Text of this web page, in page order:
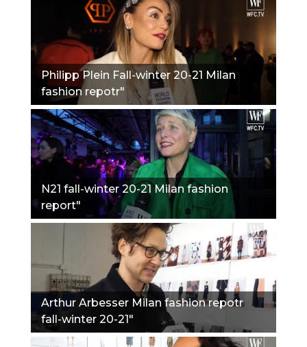
Philipp Plein Fall-winter 20-21 Milan
fashion repotr"
N21 fall-winter 20-21 Milan fashion
report"
Arthur Arbesser Milan fashion repotr
fall-winter 20-21"